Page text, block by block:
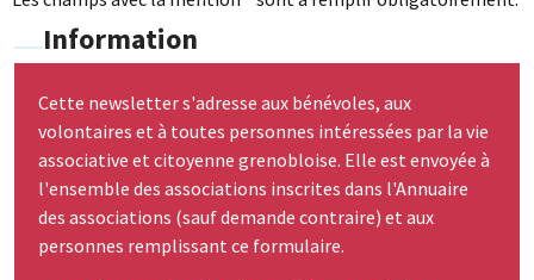
Information
Cette newsletter s'adresse aux bénévoles, aux
volontaires et à toutes personnes intéressées par la vie
associative et citoyenne grenobloise. Elle est envoyée à
l'ensemble des associations inscrites dans l'Annuaire
des associations (sauf demande contraire) et aux
personnes remplissant ce formulaire.